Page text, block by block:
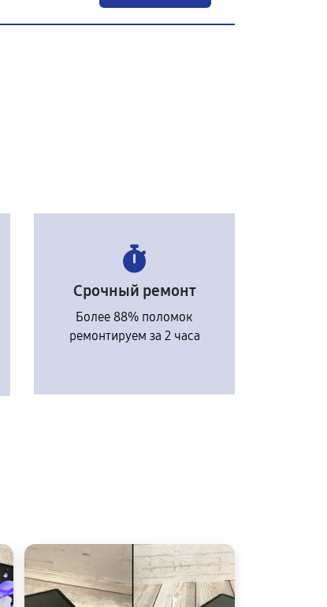
Срочный ремонт
Более 88% поломок
ремонтируем за 2 часа